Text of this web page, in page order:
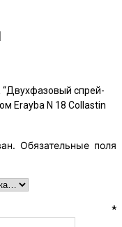
“Двухфазовый спрей-
Erayba N 18 Collastin
Обязательные поля
*